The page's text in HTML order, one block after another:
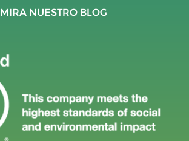
MIRA NUESTRO BLOG